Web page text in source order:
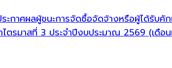
กาศผลผู้ชนะการจัดซื้อจัดจ้างหรือผู้ได้รับคัก
รมาสที่ 3 ประจำปีงบประมาณ 2569 (เดือ